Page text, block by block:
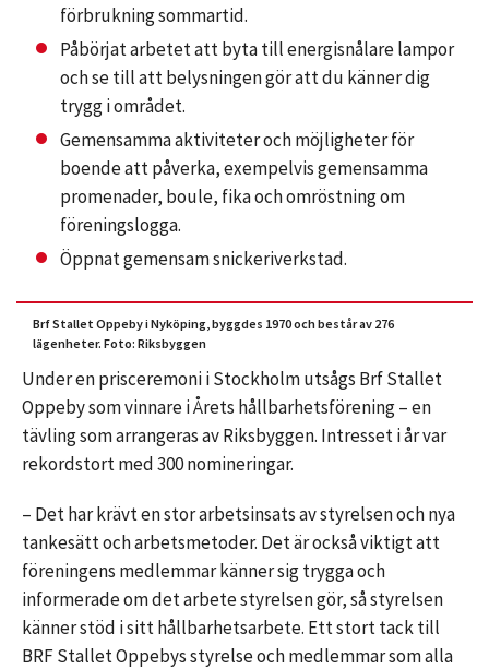
förbrukning sommartid.
Påbörjat arbetet att byta till energisnålare lampor
och se till att belysningen gör att du känner dig
trygg i området.
Gemensamma aktiviteter och möjligheter för
boende att påverka, exempelvis gemensamma
promenader, boule, fika och omröstning om
föreningslogga.
Öppnat gemensam snickeriverkstad.
Brf Stallet Oppeby i Nyköping, byggdes 1970 och består av 276
lägenheter. Foto: Riksbyggen
Under en prisceremoni i Stockholm utsågs Brf Stallet
Oppeby som vinnare i Årets hållbarhetsförening – en
tävling som arrangeras av Riksbyggen. Intresset i år var
rekordstort med 300 nomineringar.
– Det har krävt en stor arbetsinsats av styrelsen och nya
tankesätt och arbetsmetoder. Det är också viktigt att
föreningens medlemmar känner sig trygga och
informerade om det arbete styrelsen gör, så styrelsen
känner stöd i sitt hållbarhetsarbete. Ett stort tack till
BRF Stallet Oppebys styrelse och medlemmar som alla